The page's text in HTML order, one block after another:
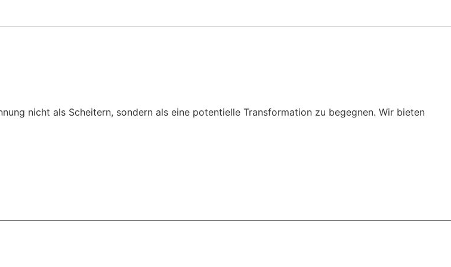
nicht als Scheitern, sondern als eine potentielle Transformation zu begegnen. Wir bieten